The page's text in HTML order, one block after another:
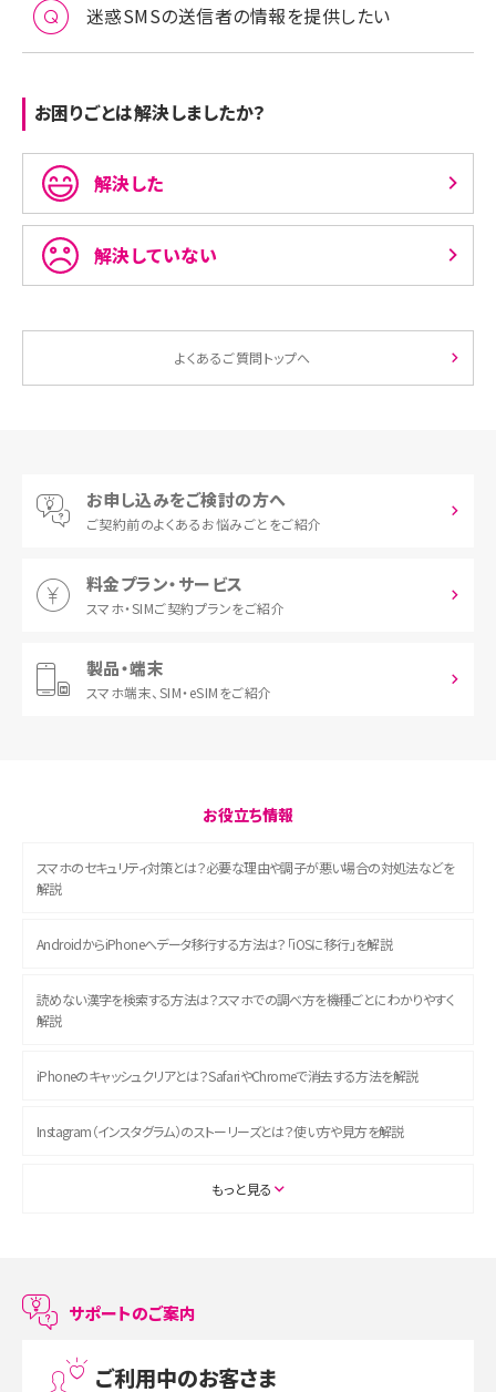
迷惑SMSの送信者の情報を提供したい
お困りごとは解決しましたか？
解決した
解決していない
よくあるご質問トップへ
お申し込みをご検討の方へ
ご契約前のよくあるお悩みごとをご紹介
料金プラン・サービス
スマホ・SIMご契約プランをご紹介
製品・端末
スマホ端末、 SIM・eSIMをご紹介
お役立ち情報
スマホのセキュリティ対策とは？必要な理由や調子が悪い場合の対処法などを
解説
AndroidからiPhoneへデータ移行する方法は？「iOSに移行」を解説
読めない漢字を検索する方法は？スマホでの調べ方を機種ごとにわかりやすく
解説
iPhoneのキャッシュクリアとは？SafariやChromeで消去する方法を解説
Instagram（インスタグラム）のストーリーズとは？使い方や見方を解説
ASMRとは？初心者向けの代表ジャンルや楽しみ方を解説
LINEで友だちを削除する方法は？方法ごとの影響や復活・復元する方法も解説
プリペイドSIMとは？種類やメリット・デメリット、利用までの流れを解説
もっと見る
サポートのご案内
ご利用中のお客さま